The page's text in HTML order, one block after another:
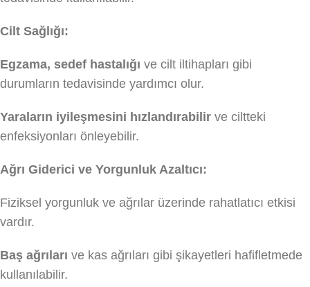
Cilt Sağlığı:
Egzama, sedef hastalığı ve cilt iltihapları gibi
durumların tedavisinde yardımcı olur.
Yaraların iyileşmesini hızlandırabilir ve ciltteki
enfeksiyonları önleyebilir.
Ağrı Giderici ve Yorgunluk Azaltıcı:
Fiziksel yorgunluk ve ağrılar üzerinde rahatlatıcı etkisi
vardır.
Baş ağrıları ve kas ağrıları gibi şikayetleri hafifletmede
kullanılabilir.